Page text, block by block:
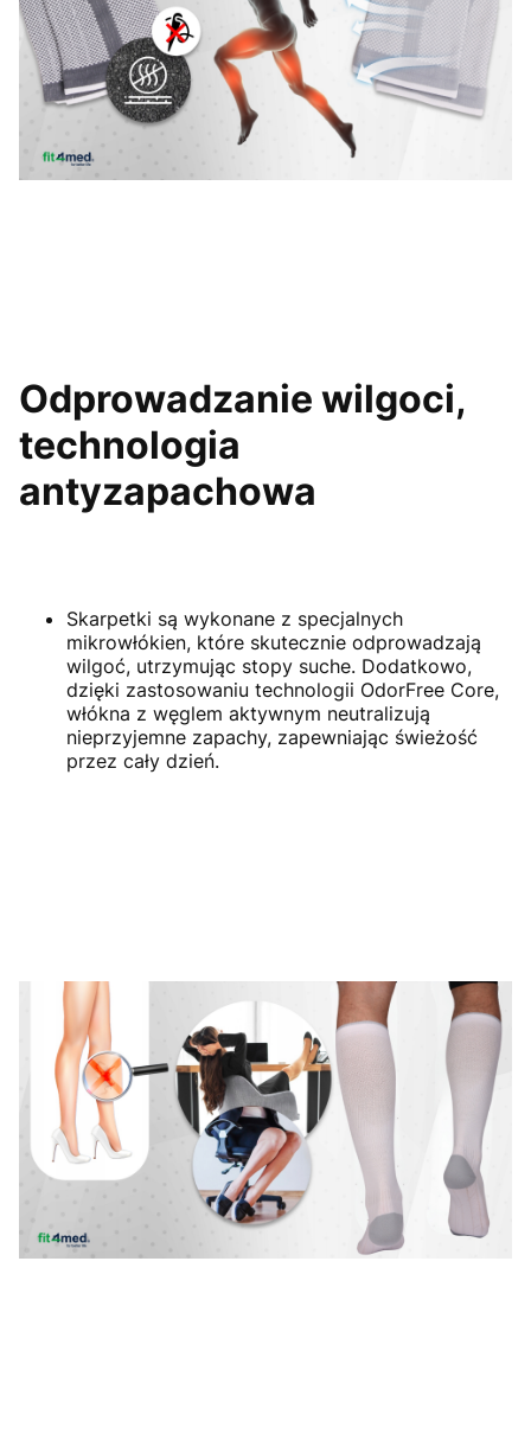
Odprowadzanie wilgoci,
technologia
antyzapachowa
Skarpetki są wykonane z specjalnych
mikrowłókien, które skutecznie odprowadzają
wilgoć, utrzymując stopy suche. Dodatkowo,
dzięki zastosowaniu technologii OdorFree Core,
włókna z węglem aktywnym neutralizują
nieprzyjemne zapachy, zapewniając świeżość
przez cały dzień.